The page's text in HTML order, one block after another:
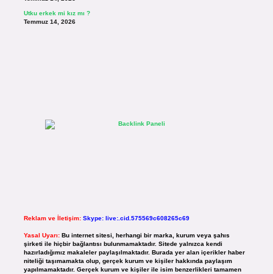
Utku erkek mi kız mı ?
Temmuz 14, 2026
Reklam ve İletişim: Skype: live:.cid.575569c608265c69
Yasal Uyarı: Bu internet sitesi, herhangi bir marka, kurum veya şahıs
şirketi ile hiçbir bağlantısı bulunmamaktadır. Sitede yalnızca kendi
hazırladığımız makaleler paylaşılmaktadır. Burada yer alan içerikler haber
niteliği taşımamakta olup, gerçek kurum ve kişiler hakkında paylaşım
yapılmamaktadır. Gerçek kurum ve kişiler ile isim benzerlikleri tamamen